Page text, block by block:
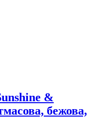
&
бежова,